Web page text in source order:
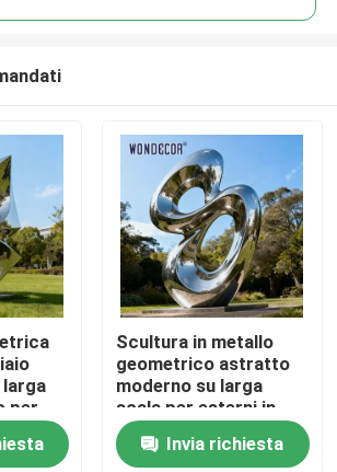
larga
per
Scultura in metallo
geometrico astratto
moderno su larga
scala per esterni in
acciaio inossidabile
Invia richiesta